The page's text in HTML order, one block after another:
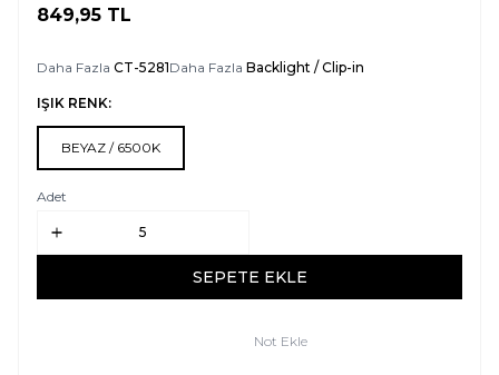
849,95 TL
Daha Fazla CT-5281Daha Fazla Backlight / Clip-in
IŞIK RENK:
BEYAZ / 6500K
Adet
SEPETE EKLE
Not Ekle